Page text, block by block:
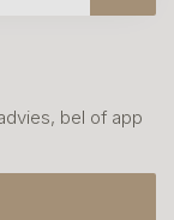
bel of app